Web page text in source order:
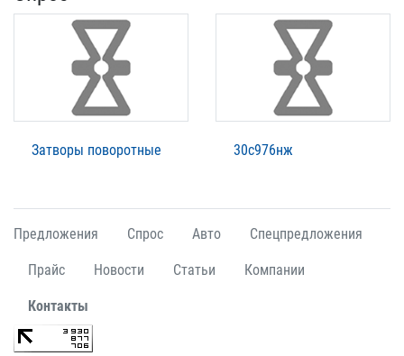
Затворы поворотные 30с976нж
Предложения Спрос Авто Спецпредложения
Прайс Новости Статьи Компании
Контакты